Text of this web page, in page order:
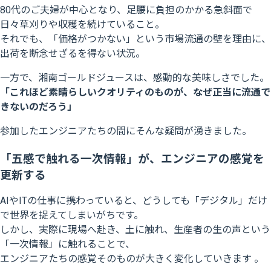
80代のご夫婦が中心となり、足腰に負担のかかる急斜面で
日々草刈りや収穫を続けていること。
それでも、「価格がつかない」という市場流通の壁を理由に、
出荷を断念せざるを得ない状況。
一方で、湘南ゴールドジュースは、感動的な美味しさでした。
「これほど素晴らしいクオリティのものが、なぜ正当に流通で
きないのだろう」
参加したエンジニアたちの間にそんな疑問が湧きました。
「五感で触れる一次情報」が、エンジニアの感覚を
更新する
AIやITの仕事に携わっていると、どうしても「デジタル」だけ
で世界を捉えてしまいがちです。
しかし、実際に現場へ赴き、土に触れ、生産者の生の声という
「一次情報」に触れることで、
エンジニアたちの感覚そのものが大きく変化していきます 。